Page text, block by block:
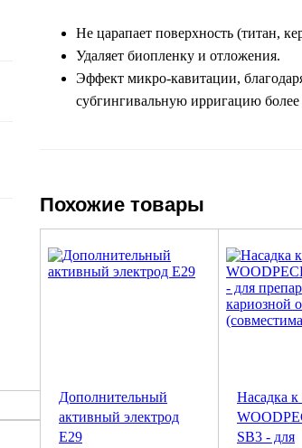
Не царапает поверхность (титан,
Удаляет биопленку и отложения.
Эффект микро-кавитации,
субгингивальную ирригацию
Похожие товары
Дополнительный
активный электрод
Е29
Насадка к
SB3 - для